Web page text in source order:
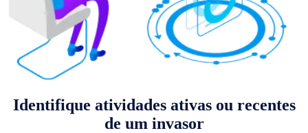
Identifique atividades ativas ou recentes
de um invasor